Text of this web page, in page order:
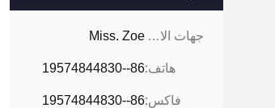
جهات الاتصال: Miss. Zoe
هاتف:86--19574844830
فاكس:86--19574844830